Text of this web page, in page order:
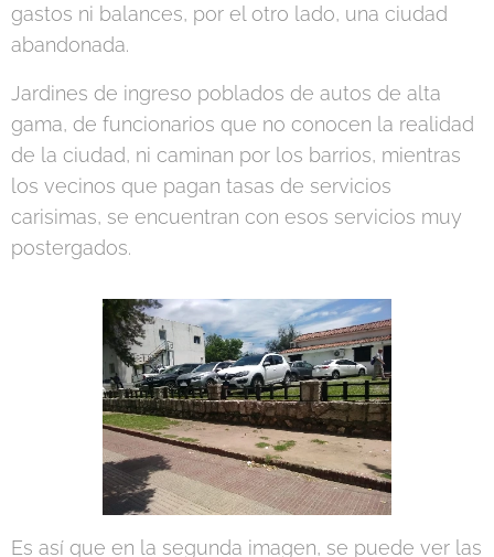
gastos ni balances, por el otro lado, una ciudad
abandonada.
Jardines de ingreso poblados de autos de alta
gama, de funcionarios que no conocen la realidad
de la ciudad, ni caminan por los barrios, mientras
los vecinos que pagan tasas de servicios
carisimas, se encuentran con esos servicios muy
postergados.
Es así que en la segunda imagen, se puede ver las